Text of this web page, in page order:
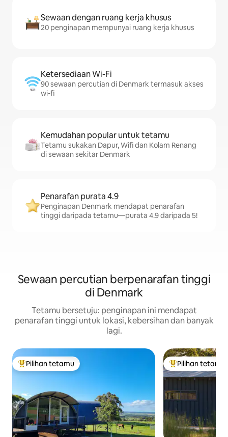
Sewaan dengan ruang kerja khusus
20 penginapan mempunyai ruang kerja khusus
Ketersediaan Wi-Fi
90 sewaan percutian di Denmark termasuk akses
wi-fi
Kemudahan popular untuk tetamu
Tetamu sukakan Dapur, Wifi dan Kolam Renang
di sewaan sekitar Denmark
Penarafan purata 4.9
Penginapan Denmark mendapat penarafan
tinggi daripada tetamu—purata 4.9 daripada 5!
Sewaan percutian berpenarafan tinggi
di Denmark
Tetamu bersetuju: penginapan ini mendapat
penarafan tinggi untuk lokasi, kebersihan dan banyak
lagi.
Pilihan utama tetamu
Pilihan tetamu Pilihan utama
Pilihan tetamu